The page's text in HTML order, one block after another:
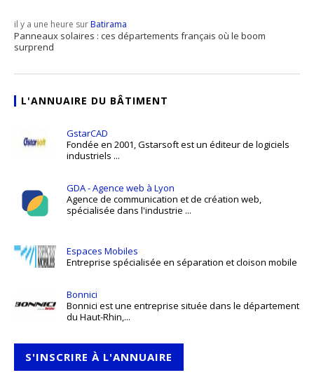
il y a une heure surBatirama
Panneaux solaires : ces départements français où le boom
surprend
L'ANNUAIRE DU BÂTIMENT
GstarCAD
Fondée en 2001, Gstarsoft est un éditeur de logiciels
industriels ...
GDA - Agence web à Lyon
Agence de communication et de création web,
spécialisée dans l'industrie ...
Espaces Mobiles
Entreprise spécialisée en séparation et cloison mobile
Bonnici
Bonnici est une entreprise située dans le département
du Haut-Rhin,...
S'INSCRIRE À L'ANNUAIRE